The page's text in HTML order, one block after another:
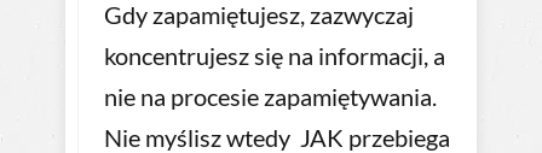
Gdy zapamiętujesz, zazwyczaj
koncentrujesz się na informacji, a
nie na procesie zapamiętywania.
Nie myślisz wtedy JAK przebiega